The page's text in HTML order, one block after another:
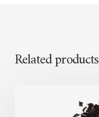
Related products